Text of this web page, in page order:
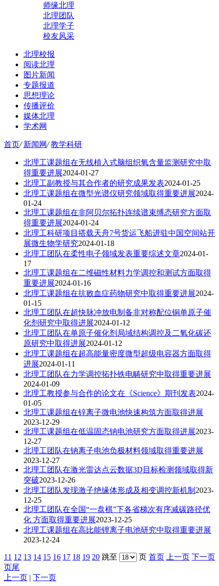
师缘北理
北理团队
北理学子
校友风采
北理校报
阅读北理
图片新闻
专题报道
思想理论
传播评价
媒体北理
学术网
首页/ 新闻网/ 教学科研
北理工课题组在无线植入式脑组织氧含量监测研究中取
得重要进展2024-01-27
北理工副教授与其合作者的研究成果发表2024-01-25
北理工课题组在微型光谱仪研究领域取得重要进展2024-
01-24
北理工课题组在非阿贝尔拓扑连续谱束缚态研究方面取
得重要进展2024-01-24
北理工科研项目搭载天舟7号货运飞船进驻中国空间站开
展微生物学研究2024-01-18
北理工团队在柔性电子领域发表重要综述文章2024-01-
17
北理工课题组在二维磁性材料力学调控和测试方面取得
重要进展2024-01-16
北理工课题组在抗败血症药物研究中取得重要进展2024-
01-15
北理工团队在超快脉冲放电制备非对称配位铜单原子催
化剂研究中取得进展2024-01-12
北理工团队在单原子催化剂局域结构调控及二氧化碳还
原研究中取得进展2024-01-12
北理工课题组在超高能量密度微型超级电容器方面取得
进展2024-01-11
北理工团队在力学调控拓扑铁电畴研究中取得重要进展
2024-01-09
北理工教授参与合作的论文在《Science》期刊发表2024-
01-05
北理工课题组在锌离子微电池快速构筑方面取得进展
2023-12-29
北理工课题组在低温固态钠电池研究方面取得进展2023-
12-27
北理工团队在钠离子电池负极材料领域取得重要进展
2023-12-27
北理工团队在激光雷达点云数据3D目标检测领域取得新
突破2023-12-26
北理工团队发现激子绝缘体形成及相变调控新机制 2023-
12-25
北理工团队在全国“一盘棋”下各省梯次有序减碳路径优
化 方面取得重要进展2023-12-25
北理工课题组在高比能锂离子电池研究中取得重要进展
2023-12-24
11 12 13 14 15 16 17 18 19 20 跳至 页 首页 上一页 下一页
页尾
上一页 | 下一页